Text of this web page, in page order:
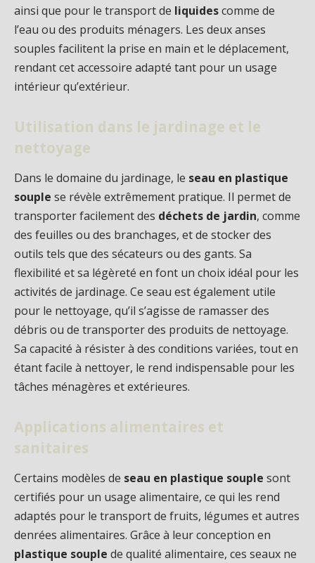
ainsi que pour le transport de liquidescomme de
l’eau ou des produits ménagers. Les deux anses
souples facilitent la prise en main et le déplacement,
rendant cet accessoire adapté tant pour un usage
intérieur qu’extérieur.
Utilisation dans le jardinage et le
nettoyage
Dans le domaine du jardinage, le seau en plastique
souple se révèle extrêmement pratique. Il permet de
transporter facilement des déchets de jardin, comme
des feuilles ou des branchages, et de stocker des
outils tels que des sécateurs ou des gants. Sa
flexibilité et sa légèreté en font un choix idéal pour les
activités de jardinage. Ce seau est également utile
pour le nettoyage, qu’il s’agisse de ramasser des
débris ou de transporter des produits de nettoyage.
Sa capacité à résister à des conditions variées, tout en
étant facile à nettoyer, le rend indispensable pour les
tâches ménagères et extérieures.
Applications alimentaires et
sanitaires
Certains modèles de seau en plastique souple sont
certifiés pour un usage alimentaire, ce qui les rend
adaptés pour le transport de fruits, légumes et autres
denrées alimentaires. Grâce à leur conception en
plastique souple de qualité alimentaire, ces seaux ne